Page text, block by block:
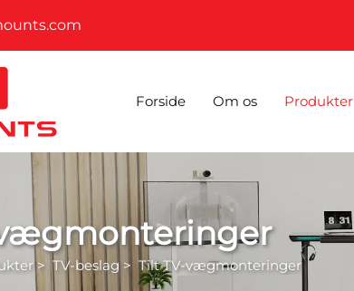
Forside Om os Produkter
> TV-beslag > Tilt TV-vægmonteringer